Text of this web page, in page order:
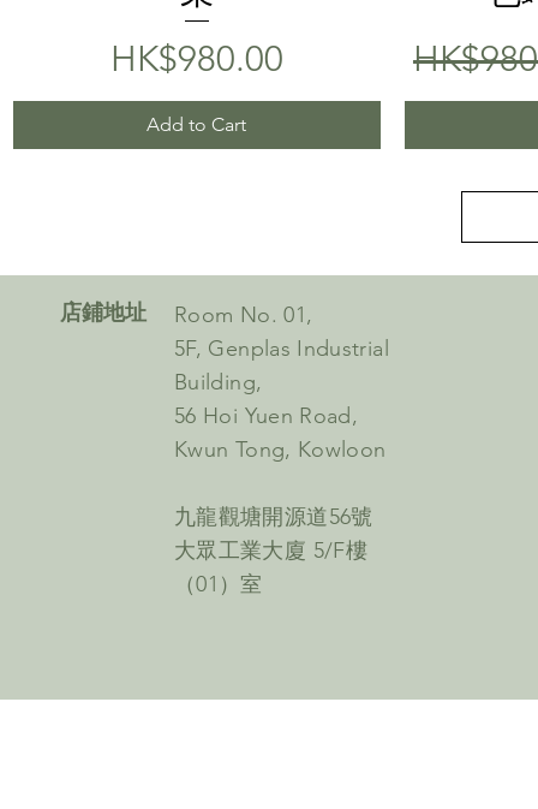
Price
HK$980.00
Add to Cart
​店鋪地址
Room No. 01,
5F, Genplas Industrial
Building,
56 Hoi Yuen Road,
Kwun Tong, Kowloon
九龍觀塘開源道56號
大眾工業大廈 5/F樓
（01）室